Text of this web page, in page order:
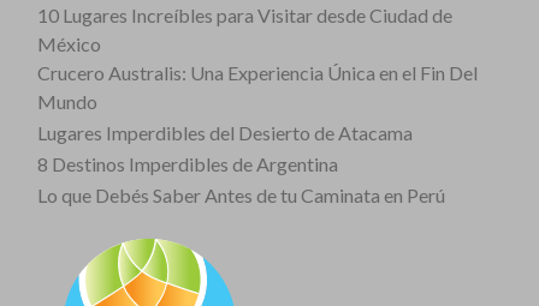
10 Lugares Increíbles para Visitar desde Ciudad de
México
Crucero Australis: Una Experiencia Única en el Fin Del
Mundo
Lugares Imperdibles del Desierto de Atacama
8 Destinos Imperdibles de Argentina
Lo que Debés Saber Antes de tu Caminata en Perú